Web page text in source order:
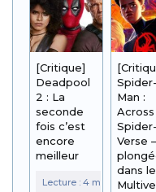
[Critique]
Deadpool
2 : La
seconde
fois c’est
encore
meilleur
Spider-
Man :
Spider-
Verse
dans le